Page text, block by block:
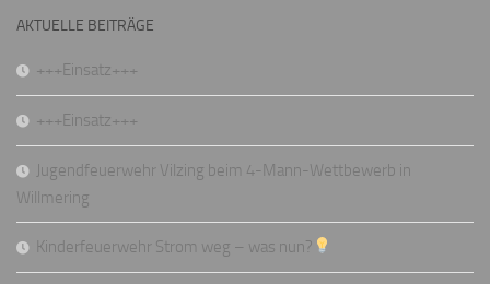
AKTUELLE BEITRÄGE
+++Einsatz+++
+++Einsatz+++
Jugendfeuerwehr Vilzing beim 4-Mann-Wettbewerb in
Willmering
Kinderfeuerwehr Strom weg – was nun?